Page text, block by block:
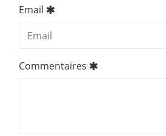
Email
Commentaires